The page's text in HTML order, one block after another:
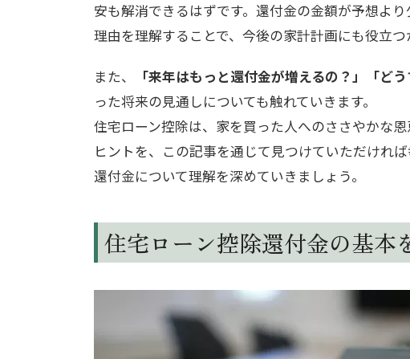
安も解消できるはずです。還付金の金額が予想よ
理由を理解することで、今後の家計計画にも役立つ
また、 「来年はもっと還付金が増えるの？」「ど
った将来の見通しについても触れていきます。
住宅ローン控除は、家を買った人へのささやかな
ヒントを、この記事を通じて見つけていただけれ
還付金について理解を深めていきましょう。
住宅ローン控除還付金の基本